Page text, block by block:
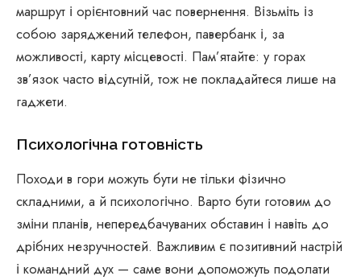
маршрут і орієнтовний час повернення. Візьміть із
собою заряджений телефон, павербанк і, за
можливості, карту місцевості. Пам’ятайте: у горах
зв’язок часто відсутній, тож не покладайтеся лише на
гаджети.
Психологічна готовність
Походи в гори можуть бути не тільки фізично
складними, а й психологічно. Варто бути готовим до
зміни планів, непередбачуваних обставин і навіть до
дрібних незручностей. Важливим є позитивний настрій
і командний дух — саме вони допоможуть подолати